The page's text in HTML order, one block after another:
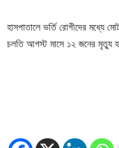
হাসপাতালে ভর্তি রোগীদের
চলতি আগস্ট মাসে ১২ জনের মৃত্যু